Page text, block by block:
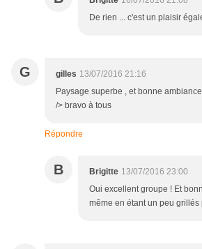
De rien ... c'est un plaisir
G gilles 13/07/2016 21:16
Paysage superbe , et bonne
/> bravo à tous
Répondre
B Brigitte 13/07/2016 23:00
Oui excellent groupe ! Et
même en étant un peu grillés